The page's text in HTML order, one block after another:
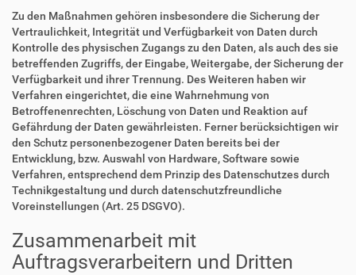
Zu den Maßnahmen gehören insbesondere die Sicherung der
Vertraulichkeit, Integrität und Verfügbarkeit von Daten durch
Kontrolle des physischen Zugangs zu den Daten, als auch des sie
betreffenden Zugriffs, der Eingabe, Weitergabe, der Sicherung der
Verfügbarkeit und ihrer Trennung. Des Weiteren haben wir
Verfahren eingerichtet, die eine Wahrnehmung von
Betroffenenrechten, Löschung von Daten und Reaktion auf
Gefährdung der Daten gewährleisten. Ferner berücksichtigen wir
den Schutz personenbezogener Daten bereits bei der
Entwicklung, bzw. Auswahl von Hardware, Software sowie
Verfahren, entsprechend dem Prinzip des Datenschutzes durch
Technikgestaltung und durch datenschutzfreundliche
Voreinstellungen (Art. 25 DSGVO).
Zusammenarbeit mit
Auftragsverarbeitern und Dritten